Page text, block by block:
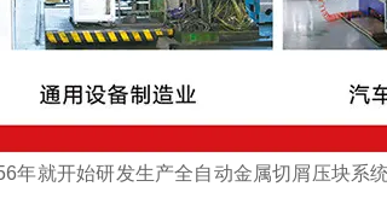
年就开始研发生产全自动金属切屑压块系